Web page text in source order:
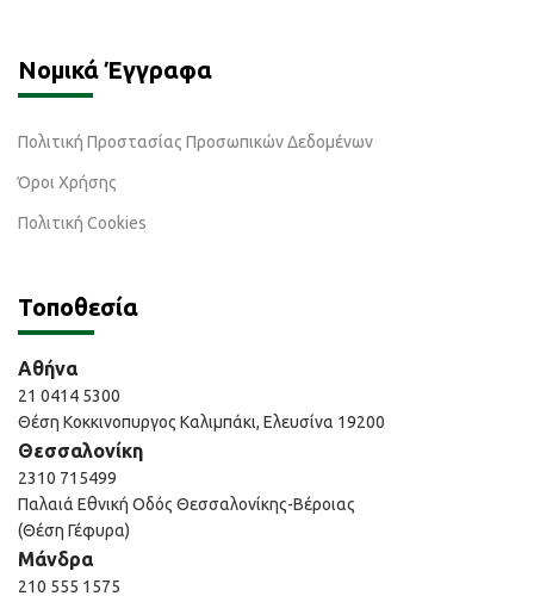
Νομικά Έγγραφα
Πολιτική Προστασίας Προσωπικών Δεδομένων
Όροι Χρήσης
Πολιτική Cookies
Τοποθεσία
Αθήνα
21 0414 5300
Θέση Κοκκινοπυργος Καλιμπάκι, Ελευσίνα 19200
Θεσσαλονίκη
2310 715499
Παλαιά Εθνική Οδός Θεσσαλονίκης-Βέροιας
(Θέση Γέφυρα)
Μάνδρα
210 555 1575